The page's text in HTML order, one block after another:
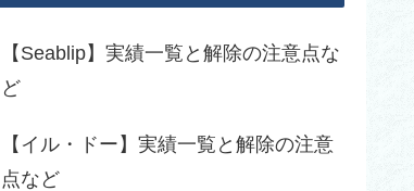
【Seablip】実績一覧と解除の注意点な
ど
【イル・ドー】実績一覧と解除の注意
点など